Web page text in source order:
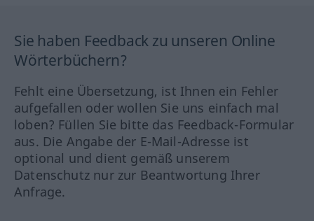
Sie haben Feedback zu unseren Online
Wörterbüchern?
Fehlt eine Übersetzung, ist Ihnen ein Fehler
aufgefallen oder wollen Sie uns einfach mal
loben? Füllen Sie bitte das Feedback-Formular
aus. Die Angabe der E-Mail-Adresse ist
optional und dient gemäß unserem
Datenschutz nur zur Beantwortung Ihrer
Anfrage.